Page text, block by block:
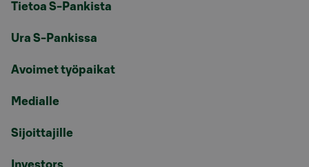
Tietoa S-Pankista
Ura S-Pankissa
Avoimet työpaikat
Medialle
Sijoittajille